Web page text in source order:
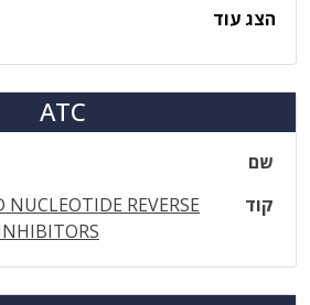
הצג עוד
ATC
שם
קוד
REVERSE